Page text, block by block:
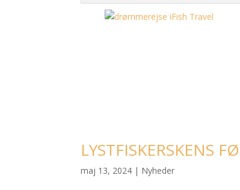
LYSTFISKERSKENS
maj 13, 2024 | Nyheder